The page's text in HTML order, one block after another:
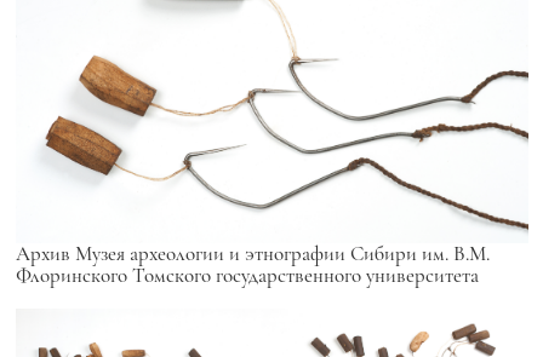
Архив Музея археологии и этнографии Сибири им. В.М.
Флоринского Томского государственного университета